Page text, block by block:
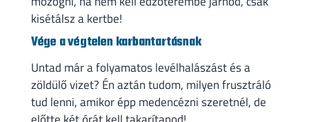
kisétálsz a kertbe!
Vége a végtelen karbantartásnak
Untad már a folyamatos levélhalászást és a
zöldülő vizet? Én aztán tudom, milyen frusztráló
tud lenni, amikor épp medencézni szeretnél, de